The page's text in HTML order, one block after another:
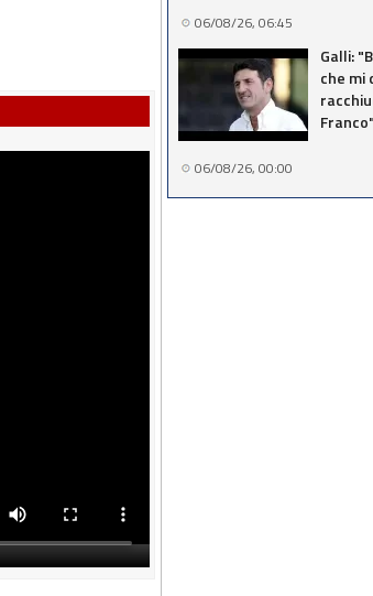
06/08/26, 06:45
Galli:
che mi
Franco"
06/08/26, 00:00